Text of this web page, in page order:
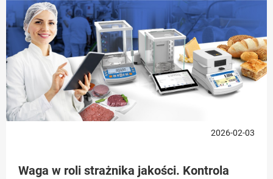
2026-02-03
Waga w roli strażnika jakości. Kontrola